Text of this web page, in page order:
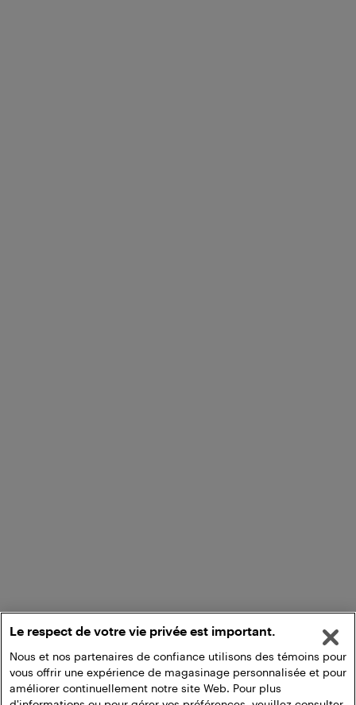
Le respect de votre vie privée est important.
Nous et nos partenaires de confiance utilisons des témoins pour
vous offrir une expérience de magasinage personnalisée et pour
améliorer continuellement notre site Web. Pour plus